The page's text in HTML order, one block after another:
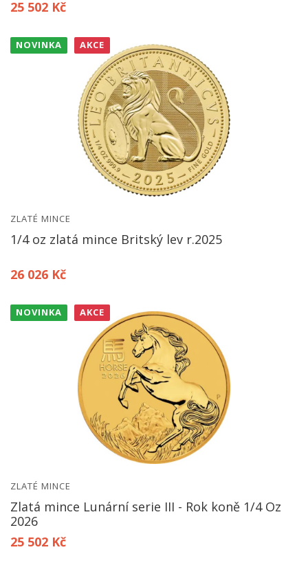
25 502 Kč
NOVINKA AKCE
ZLATÉ MINCE
1/4 oz zlatá mince Britský lev r.2025
26 026 Kč
NOVINKA AKCE
ZLATÉ MINCE
Zlatá mince Lunární serie III - Rok koně 1/4 Oz
2026
25 502 Kč